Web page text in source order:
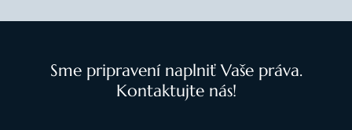
Sme pripravení naplniť Vaše práva.
Kontaktujte nás!